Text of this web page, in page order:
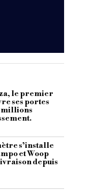
le premier
ses portes
millions
s’installe
et Woop
depuis